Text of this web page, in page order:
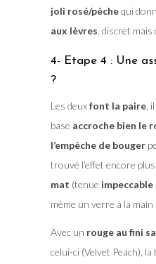
joli rosé/pèchequi
aux lèvres , discret
4- Etape 4 : Une
?
Les deuxfont la paire,
base accroche bien le
l’empèche de bouger
trouvé l’effet encore
mat (tenue impeccable
même un verre à la main
Avec un rouge au fini
celui-ci (Velvet Peach),